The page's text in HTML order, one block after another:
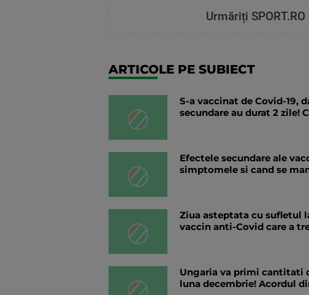
Urmăriți
ARTICOLE PE SUBIECT
S-a vaccinat de Covid-19,
secundare au durat 2 zile!
Efectele secundare ale
simptomele si cand se
Ziua asteptata cu sufletul
vaccin anti-Covid care a
Ungaria va primi cantitati
luna decembrie! Acordul